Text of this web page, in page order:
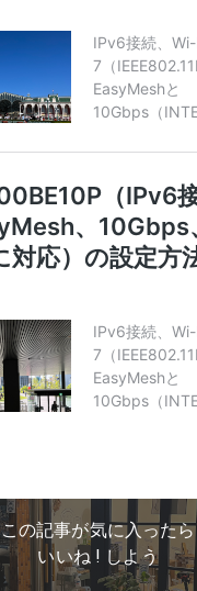
この記事が気に入ったら
いいね ! しよう